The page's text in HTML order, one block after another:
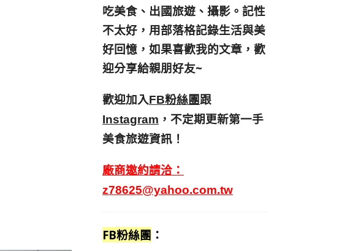
吃美食、出國旅遊、攝影。 記性
不太好，用部落格記錄生活與美
好回憶， 如果喜歡我的文章，歡
迎分享給親朋好友~
歡迎加入FB粉絲團跟
Instagram ，不定期更新第一手
美食旅遊資訊！
廠商邀約請洽：
z78625@yahoo.com.tw
FB粉絲團 ：